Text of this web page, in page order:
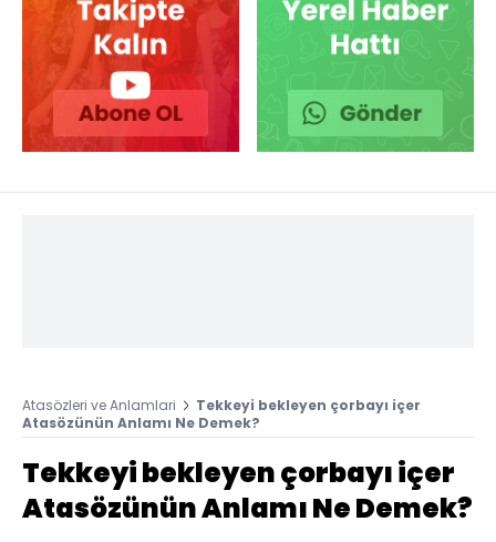
Atasözleri ve Anlamlari
Tekkeyi bekleyen çorbayı içer
Atasözünün Anlamı Ne Demek?
Tekkeyi bekleyen çorbayı içer
Atasözünün Anlamı Ne Demek?